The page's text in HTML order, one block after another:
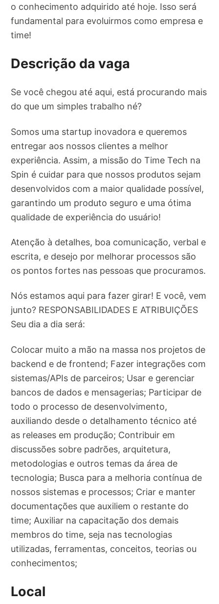
o conhecimento adquirido até hoje. Isso será
fundamental para evoluirmos como empresa e
time!
Descrição da vaga
Se você chegou até aqui, está procurando mais
do que um simples trabalho né?
Somos uma startup inovadora e queremos
entregar aos nossos clientes a melhor
experiência. Assim, a missão do Time Tech na
Spin é cuidar para que nossos produtos sejam
desenvolvidos com a maior qualidade possível,
garantindo um produto seguro e uma ótima
qualidade de experiência do usuário!
Atenção à detalhes, boa comunicação, verbal e
escrita, e desejo por melhorar processos são
os pontos fortes nas pessoas que procuramos.
Nós estamos aqui para fazer girar! E você, vem
junto? RESPONSABILIDADES E ATRIBUIÇÕES
Seu dia a dia será:
Colocar muito a mão na massa nos projetos de
backend e de frontend; Fazer integrações com
sistemas/APIs de parceiros; Usar e gerenciar
bancos de dados e mensagerias; Participar de
todo o processo de desenvolvimento,
auxiliando desde o detalhamento técnico até
as releases em produção; Contribuir em
discussões sobre padrões, arquitetura,
metodologias e outros temas da área de
tecnologia; Busca para a melhoria contínua de
nossos sistemas e processos; Criar e manter
documentações que auxiliem o restante do
time; Auxiliar na capacitação dos demais
membros do time, seja nas tecnologias
utilizadas, ferramentas, conceitos, teorias ou
conhecimentos;
Local